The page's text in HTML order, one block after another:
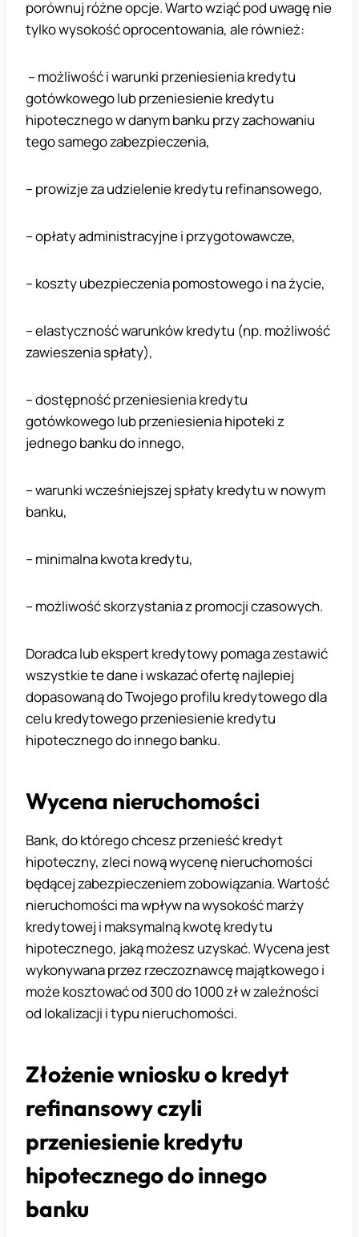
porównuj różne opcje. Warto wziąć pod uwagę nie
tylko wysokość oprocentowania, ale również:
– możliwość i warunki przeniesienia kredytu
gotówkowego lub przeniesienie kredytu
hipotecznego w danym banku przy zachowaniu
tego samego zabezpieczenia,
– prowizje za udzielenie kredytu refinansowego,
– opłaty administracyjne i przygotowawcze,
– koszty ubezpieczenia pomostowego i na życie,
– elastyczność warunków kredytu (np. możliwość
zawieszenia spłaty),
– dostępność przeniesienia kredytu
gotówkowego lub przeniesienia hipoteki z
jednego banku do innego,
– warunki wcześniejszej spłaty kredytu w nowym
banku,
– minimalna kwota kredytu,
– możliwość skorzystania z promocji czasowych.
Doradca lub ekspert kredytowy pomaga zestawić
wszystkie te dane i wskazać ofertę najlepiej
dopasowaną do Twojego profilu kredytowego dla
celu kredytowego przeniesienie kredytu
hipotecznego do innego banku.
Wycena nieruchomości
Bank, do którego chcesz przenieść kredyt
hipoteczny, zleci nową wycenę nieruchomości
będącej zabezpieczeniem zobowiązania. Wartość
nieruchomości ma wpływ na wysokość marży
kredytowej i maksymalną kwotę kredytu
hipotecznego, jaką możesz uzyskać. Wycena jest
wykonywana przez rzeczoznawcę majątkowego i
może kosztować od 300 do 1000 zł w zależności
od lokalizacji i typu nieruchomości.
Złożenie wniosku o kredyt
refinansowy czyli
przeniesienie kredytu
hipotecznego do innego
banku